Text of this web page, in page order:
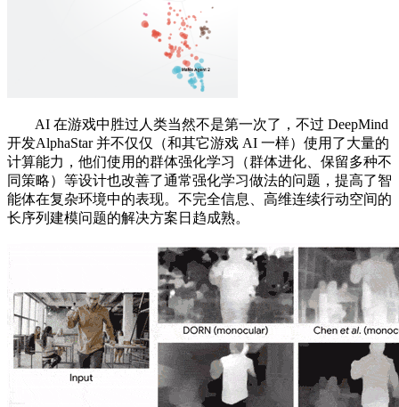
AI 在游戏中胜过人类当然不是第一次了，不过 DeepMind
开发AlphaStar 并不仅仅（和其它游戏 AI 一样）使用了大量的
计算能力，他们使用的群体强化学习（群体进化、保留多种不
同策略）等设计也改善了通常强化学习做法的问题，提高了智
能体在复杂环境中的表现。不完全信息、高维连续行动空间的
长序列建模问题的解决方案日趋成熟。